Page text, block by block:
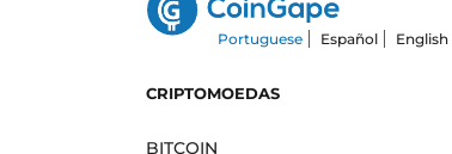
Portuguese Español English
CRIPTOMOEDAS
BITCOIN